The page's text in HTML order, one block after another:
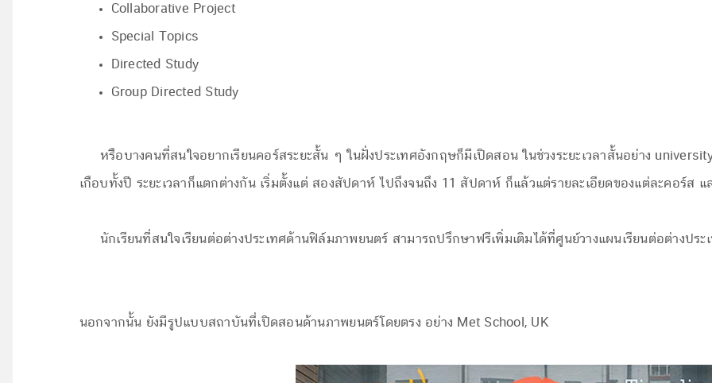
Collaborative Project
Special Topics
Directed Study
Group Directed Study
หรือบางคนที่สนใจอยากเรียนคอร์สระยะสั้น ๆ ในฝั่งประเทศอังกฤษก็มีเปิดสอน ในช่วงระยะเวลาสั้นอย่าง
เกือบทั้งปี ระยะเวลาก็แตกต่างกัน เริ่มตั้งแต่ สองสัปดาห์ ไปถึงจนถึง 11 สัปดาห์ ก็แล้วแต่รายละเอียดของแต่ละคอร์ส
นักเรียนที่สนใจเรียนต่อต่างประเทศด้านฟิล์มภาพยนตร์ สามารถปรึกษาฟรีเพิ่มเติมได้ที่ศูนย์วางแผนเรียนต่อต่างปร
นอกจากนั้น ยังมีรูปแบบสถาบันที่เปิดสอนด้านภาพยนตร์โดยตรง อย่าง Met School, UK